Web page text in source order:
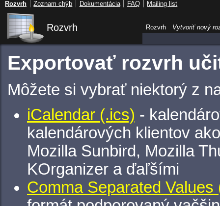
Rozvrh
Exportovať rozvrh
Môžete si vybrať niektorý z
iCalendar (.ics) -
kalendárových klientov
Mozilla Sunbird, Mozilla
KOrganizer a ďaľšími
Comma Separated Values
Rozvrh Vytvoriť nový
Rozvrh Zoznam chýb Dokumentácia FAQ Mailing list